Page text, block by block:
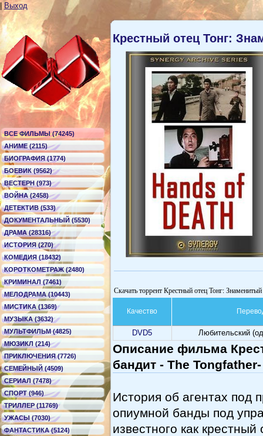
Выход
ВСЕ ФИЛЬМЫ (74245)
АНИМЕ (2115)
БИОГРАФИЯ (1774)
БОЕВИК (9562)
ВЕСТЕРН (973)
ВОЙНА (2458)
ДЕТЕКТИВ (533)
ДОКУМЕНТАЛЬНЫЙ (5530)
ДРАМА (28316)
ИСТОРИЯ (270)
КОМЕДИЯ (18432)
КОРОТКОМЕТРАЖ (2480)
КРИМИНАЛ (7461)
МЕЛОДРАМА (10443)
МИСТИКА (1369)
МУЗЫКА (3632)
МУЛЬТФИЛЬМ (4825)
МЮЗИКЛ (214)
ПРИКЛЮЧЕНИЯ (7726)
СЕМЕЙНЫЙ (4509)
СЕРИАЛ (7478)
СПОРТ (946)
ТРИЛЛЕР (11769)
УЖАСЫ (7030)
ФАНТАСТИКА (5124)
Крестный отец Тонг:
Скачать торрент Крестный отец Тонг:
Качество
DVD5 Любительский
Описание фильма
бандит - The
История об агентах под
опиумной банды под
известного как крестный